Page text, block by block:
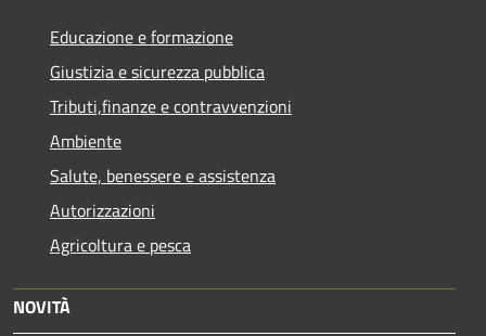
Educazione e formazione
Giustizia e sicurezza pubblica
Tributi,finanze e contravvenzioni
Ambiente
Salute, benessere e assistenza
Autorizzazioni
Agricoltura e pesca
NOVITÀ